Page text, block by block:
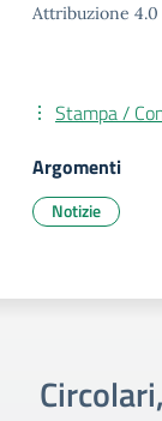
Attribuzione 4.0
Stampa /
Argomenti
Notizie